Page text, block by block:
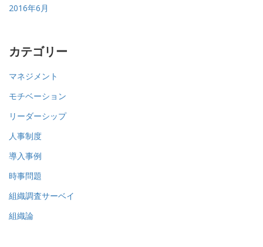
2016年6月
カテゴリー
マネジメント
モチベーション
リーダーシップ
人事制度
導入事例
時事問題
組織調査サーベイ
組織論